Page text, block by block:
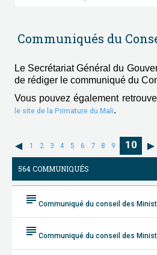
Communiqués du
Le Secrétariat Général du
de rédiger le communiqué du
Vous pouvez également
le site de la Primature du Mali.
1 2 3 4 5 6 7 8 9 10
564 COMMUNIQUÉS
subject Communiqué du conseil des
subject Communiqué du conseil des